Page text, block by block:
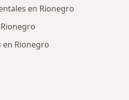
en Rionegro
Rionegro